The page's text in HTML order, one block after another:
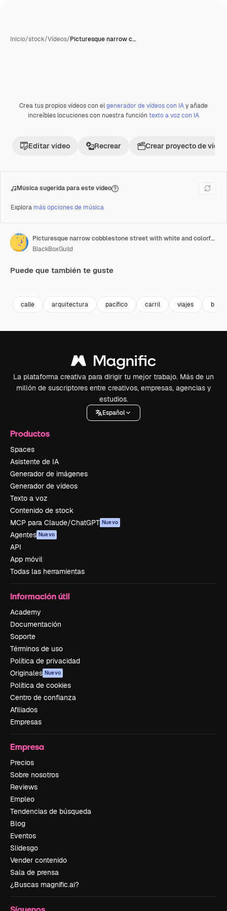
Inicio/stock/Vídeos/Picturesque narrow c…
Premium
Crea tus propios vídeos con elgenerador de vídeos con IAy añade
increíbles locuciones con nuestra función texto a voz con IA
Editar vídeo Recrear Crear proyecto de vídeo
Música sugerida para este vídeo
Explora más opciones de música
Picturesque narrow cobblestone street with white and colorful houses climbing in Ferragudo, Portugal. Tilt up
BlackBoxGuild
Puede que también te guste
calle arquitectura pacífico carril viajes
La plataforma creativa para dirigir tu mejor trabajo. Más de un
millón de suscriptores entre creativos, empresas, agencias y
estudios.
Español
Productos
Spaces
Asistente de IA
Generador de imágenes
Generador de vídeos
Texto a voz
Contenido de stock
MCP para Claude/ChatGPT Nuevo
Agentes Nuevo
API
App móvil
Todas las herramientas
Información útil
Academy
Documentación
Soporte
Términos de uso
Política de privacidad
Originales Nuevo
Política de cookies
Centro de confianza
Afiliados
Empresas
Empresa
Precios
Sobre nosotros
Reviews
Empleo
Tendencias de búsqueda
Blog
Eventos
Slidesgo
Vender contenido
Sala de prensa
¿Buscas magnific.ai?